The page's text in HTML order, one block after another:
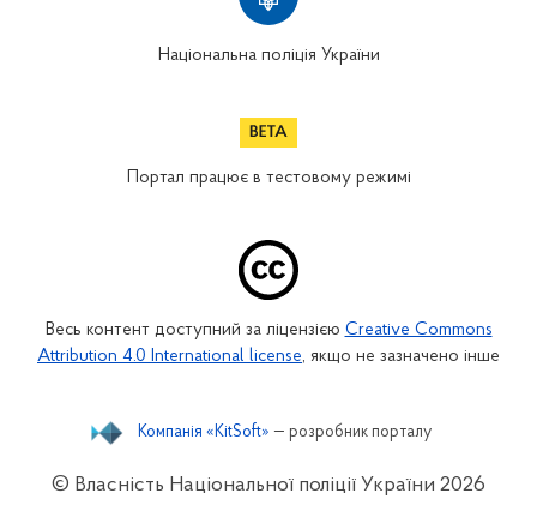
Національна поліція України
Портал працює в тестовому режимі
Весь контент доступний за ліцензією Creative Commons
Attribution 4.0 International license, якщо не зазначено інше
© Власність Національної поліції України 2026
Компанія «KitSoft» — розробник порталу